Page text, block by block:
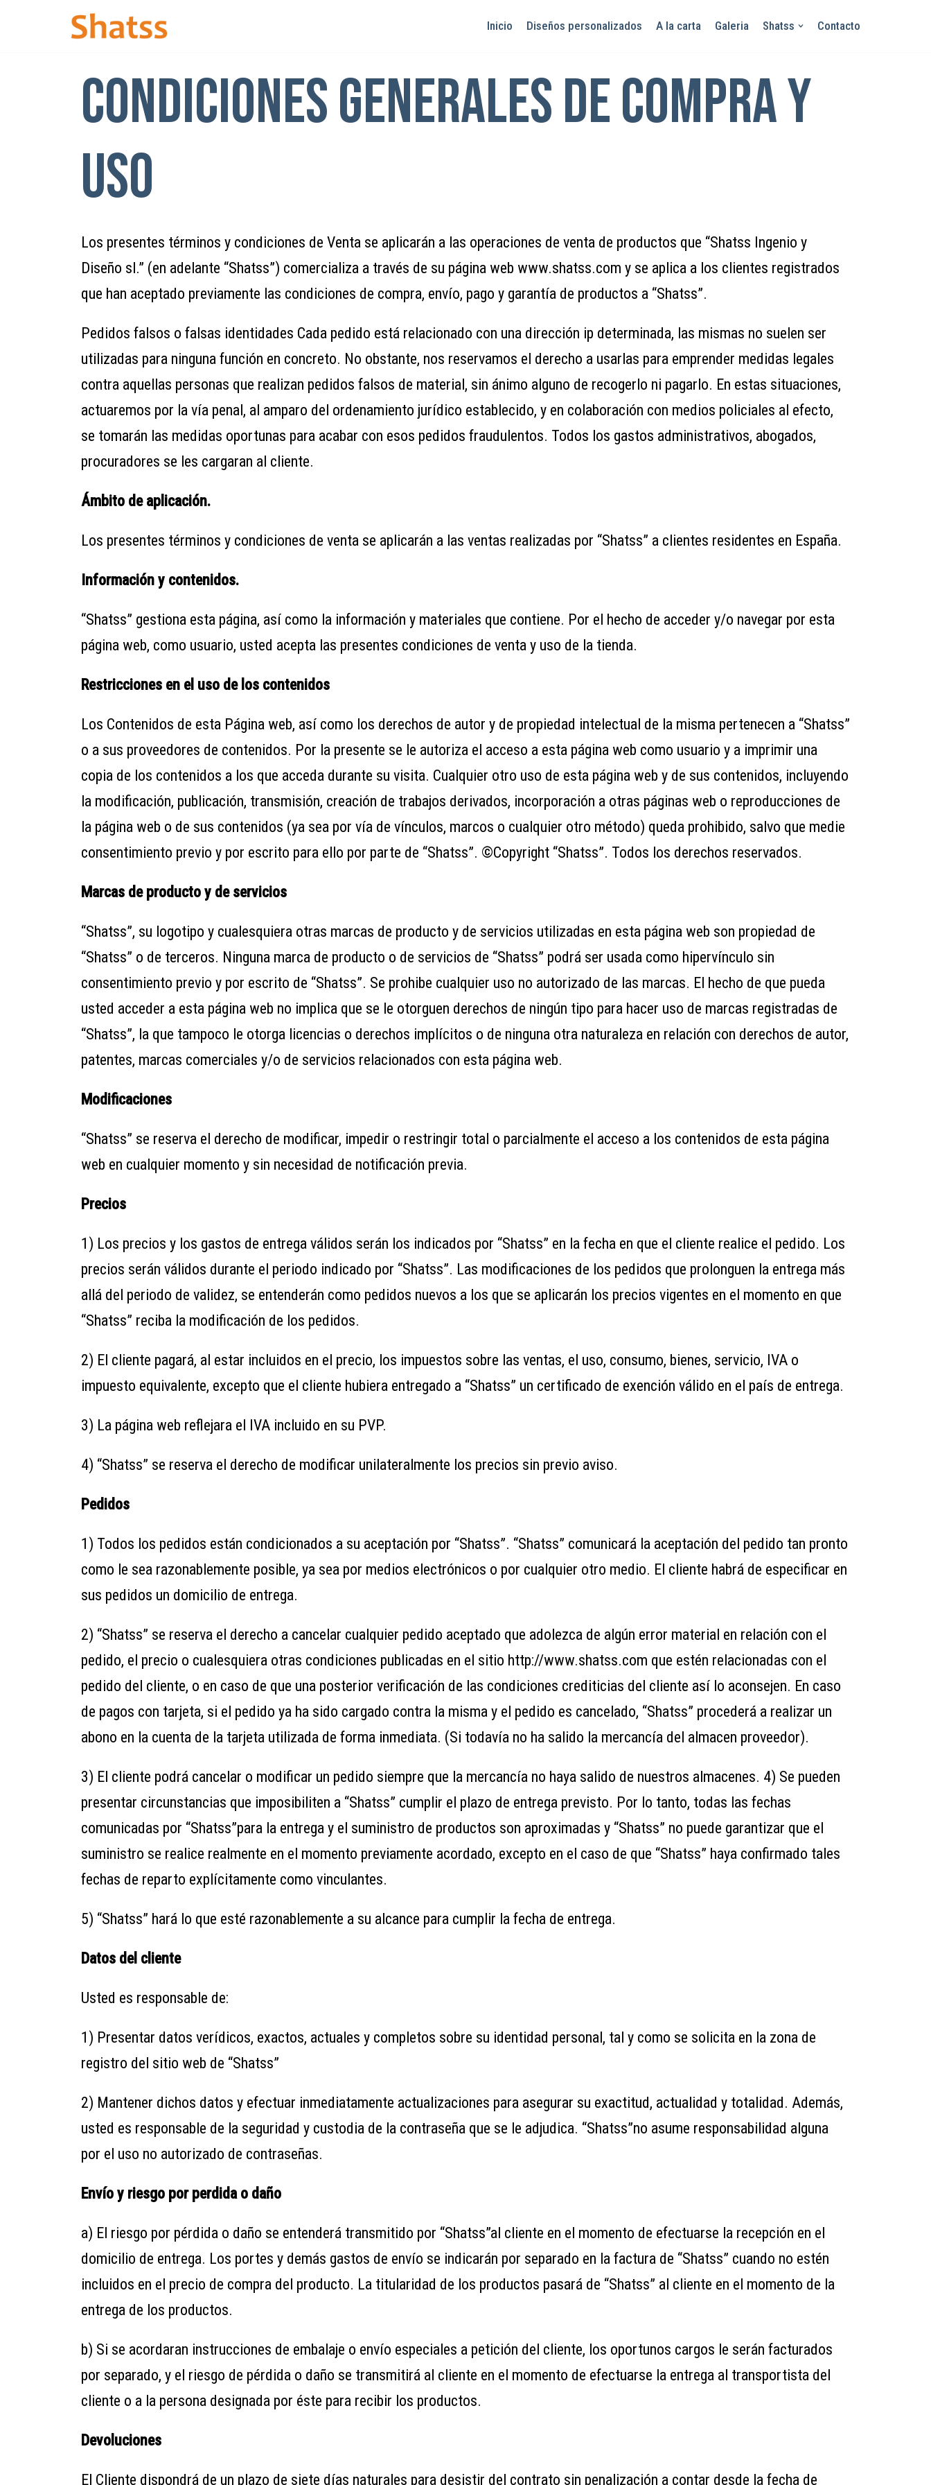
Inicio Diseños personalizados A la carta Galeria Shatss Contacto
Condiciones generales de compra y
uso
Los presentes términos y condiciones de Venta se aplicarán a las operaciones de venta de productos que “Shatss Ingenio y
Diseño sl.” (en adelante “Shatss”) comercializa a través de su página web www.shatss.com y se aplica a los clientes registrados
que han aceptado previamente las condiciones de compra, envío, pago y garantía de productos a “Shatss”.
Pedidos falsos o falsas identidades Cada pedido está relacionado con una dirección ip determinada, las mismas no suelen ser
utilizadas para ninguna función en concreto. No obstante, nos reservamos el derecho a usarlas para emprender medidas legales
contra aquellas personas que realizan pedidos falsos de material, sin ánimo alguno de recogerlo ni pagarlo. En estas situaciones,
actuaremos por la ví­a penal, al amparo del ordenamiento jurí­dico establecido, y en colaboración con medios policiales al efecto,
se tomarán las medidas oportunas para acabar con esos pedidos fraudulentos. Todos los gastos administrativos, abogados,
procuradores se les cargaran al cliente.
Ámbito de aplicación.
Los presentes términos y condiciones de venta se aplicarán a las ventas realizadas por “Shatss” a clientes residentes en España.
Información y contenidos.
“Shatss” gestiona esta página, así como la información y materiales que contiene. Por el hecho de acceder y/o navegar por esta
página web, como usuario, usted acepta las presentes condiciones de venta y uso de la tienda.
Restricciones en el uso de los contenidos
Los Contenidos de esta Página web, así como los derechos de autor y de propiedad intelectual de la misma pertenecen a “Shatss”
o a sus proveedores de contenidos. Por la presente se le autoriza el acceso a esta página web como usuario y a imprimir una
copia de los contenidos a los que acceda durante su visita. Cualquier otro uso de esta página web y de sus contenidos, incluyendo
la modificación, publicación, transmisión, creación de trabajos derivados, incorporación a otras páginas web o reproducciones de
la página web o de sus contenidos (ya sea por vía de vínculos, marcos o cualquier otro método) queda prohibido, salvo que medie
consentimiento previo y por escrito para ello por parte de “Shatss”. ©Copyright “Shatss”. Todos los derechos reservados.
Marcas de producto y de servicios
“Shatss”, su logotipo y cualesquiera otras marcas de producto y de servicios utilizadas en esta página web son propiedad de
“Shatss” o de terceros. Ninguna marca de producto o de servicios de “Shatss” podrá ser usada como hipervínculo sin
consentimiento previo y por escrito de “Shatss”. Se prohibe cualquier uso no autorizado de las marcas. El hecho de que pueda
usted acceder a esta página web no implica que se le otorguen derechos de ningún tipo para hacer uso de marcas registradas de
“Shatss”, la que tampoco le otorga licencias o derechos implícitos o de ninguna otra naturaleza en relación con derechos de autor,
patentes, marcas comerciales y/o de servicios relacionados con esta página web.
Modificaciones
“Shatss” se reserva el derecho de modificar, impedir o restringir total o parcialmente el acceso a los contenidos de esta página
web en cualquier momento y sin necesidad de notificación previa.
Precios
1) Los precios y los gastos de entrega válidos serán los indicados por “Shatss” en la fecha en que el cliente realice el pedido. Los
precios serán válidos durante el periodo indicado por “Shatss”. Las modificaciones de los pedidos que prolonguen la entrega más
allá del periodo de validez, se entenderán como pedidos nuevos a los que se aplicarán los precios vigentes en el momento en que
“Shatss” reciba la modificación de los pedidos.
2) El cliente pagará, al estar incluidos en el precio, los impuestos sobre las ventas, el uso, consumo, bienes, servicio, IVA o
impuesto equivalente, excepto que el cliente hubiera entregado a “Shatss” un certificado de exención válido en el país de entrega.
3) La página web reflejara el IVA incluido en su PVP.
4) “Shatss” se reserva el derecho de modificar unilateralmente los precios sin previo aviso.
Pedidos
1) Todos los pedidos están condicionados a su aceptación por “Shatss”. “Shatss” comunicará la aceptación del pedido tan pronto
como le sea razonablemente posible, ya sea por medios electrónicos o por cualquier otro medio. El cliente habrá de especificar en
sus pedidos un domicilio de entrega.
2) “Shatss” se reserva el derecho a cancelar cualquier pedido aceptado que adolezca de algún error material en relación con el
pedido, el precio o cualesquiera otras condiciones publicadas en el sitio http://www.shatss.com que estén relacionadas con el
pedido del cliente, o en caso de que una posterior verificación de las condiciones crediticias del cliente así lo aconsejen. En caso
de pagos con tarjeta, si el pedido ya ha sido cargado contra la misma y el pedido es cancelado, “Shatss” procederá a realizar un
abono en la cuenta de la tarjeta utilizada de forma inmediata. (Si todavía no ha salido la mercancía del almacen proveedor).
3) El cliente podrá cancelar o modificar un pedido siempre que la mercancía no haya salido de nuestros almacenes. 4) Se pueden
presentar circunstancias que imposibiliten a “Shatss” cumplir el plazo de entrega previsto. Por lo tanto, todas las fechas
comunicadas por “Shatss”para la entrega y el suministro de productos son aproximadas y “Shatss” no puede garantizar que el
suministro se realice realmente en el momento previamente acordado, excepto en el caso de que “Shatss” haya confirmado tales
fechas de reparto explícitamente como vinculantes.
5) “Shatss” hará lo que esté razonablemente a su alcance para cumplir la fecha de entrega.
Datos del cliente
Usted es responsable de:
1) Presentar datos verídicos, exactos, actuales y completos sobre su identidad personal, tal y como se solicita en la zona de
registro del sitio web de “Shatss”
2) Mantener dichos datos y efectuar inmediatamente actualizaciones para asegurar su exactitud, actualidad y totalidad. Además,
usted es responsable de la seguridad y custodia de la contraseña que se le adjudica. “Shatss”no asume responsabilidad alguna
por el uso no autorizado de contraseñas.
Envío y riesgo por perdida o daño
a) El riesgo por pérdida o daño se entenderá transmitido por “Shatss”al cliente en el momento de efectuarse la recepción en el
domicilio de entrega. Los portes y demás gastos de envío se indicarán por separado en la factura de “Shatss” cuando no estén
incluidos en el precio de compra del producto. La titularidad de los productos pasará de “Shatss” al cliente en el momento de la
entrega de los productos.
b) Si se acordaran instrucciones de embalaje o envío especiales a petición del cliente, los oportunos cargos le serán facturados
por separado, y el riesgo de pérdida o daño se transmitirá al cliente en el momento de efectuarse la entrega al transportista del
cliente o a la persona designada por éste para recibir los productos.
Devoluciones
El Cliente dispondrá de un plazo de siete días naturales para desistir del contrato sin penalización a contar desde la fecha de